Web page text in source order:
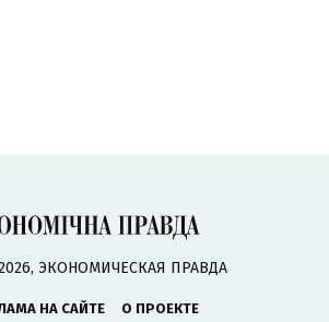
ЭКОНОМИЧЕСКАЯ ПРАВДА
НА САЙТЕ
О ПРОЕКТЕ